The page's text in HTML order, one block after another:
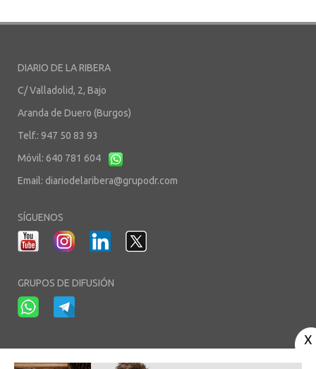
DIARIO DE LA RIBERA
C/ Valladolid, 2, Bajo
Aranda de Duero (Burgos)
Telf.: 947 50 83 93
Móvil: 640 781 604
Email: diariodelaribera@grupodr.com
SÍGUENOS
GRUPOS DE DIFUSIÓN